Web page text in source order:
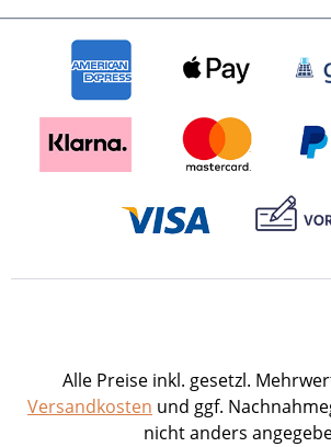
Alle Preise inkl. gesetzl.
Versandkosten und ggf.
nicht anders